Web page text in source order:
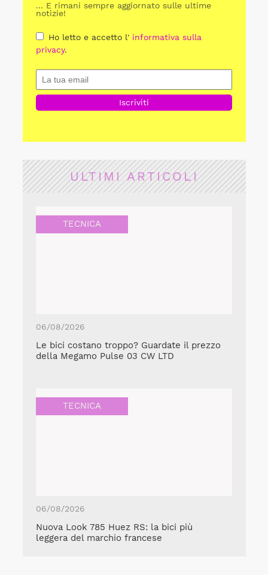
... E rimani sempre aggiornato sulle ultime
notizie!
Ho letto e accetto l' informativa sulla
privacy.
ULTIMI ARTICOLI
TECNICA
06/08/2026
Le bici costano troppo? Guardate il prezzo
della Megamo Pulse 03 CW LTD
TECNICA
06/08/2026
Nuova Look 785 Huez RS: la bici più
leggera del marchio francese